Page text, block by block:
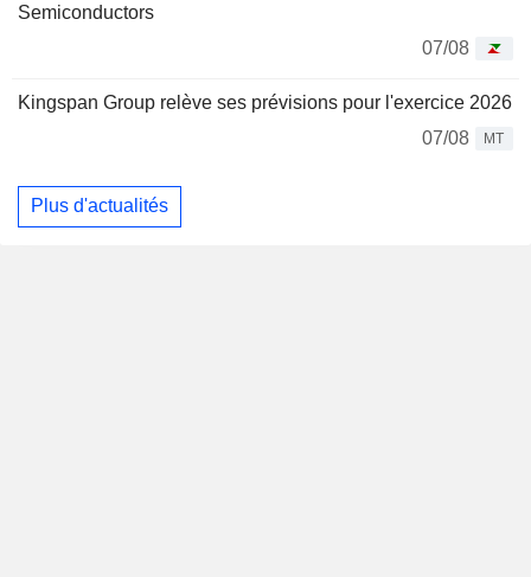
Semiconductors
07/08
Kingspan Group relève ses prévisions pour l'exercice 2026
07/08
MT
Plus d'actualités